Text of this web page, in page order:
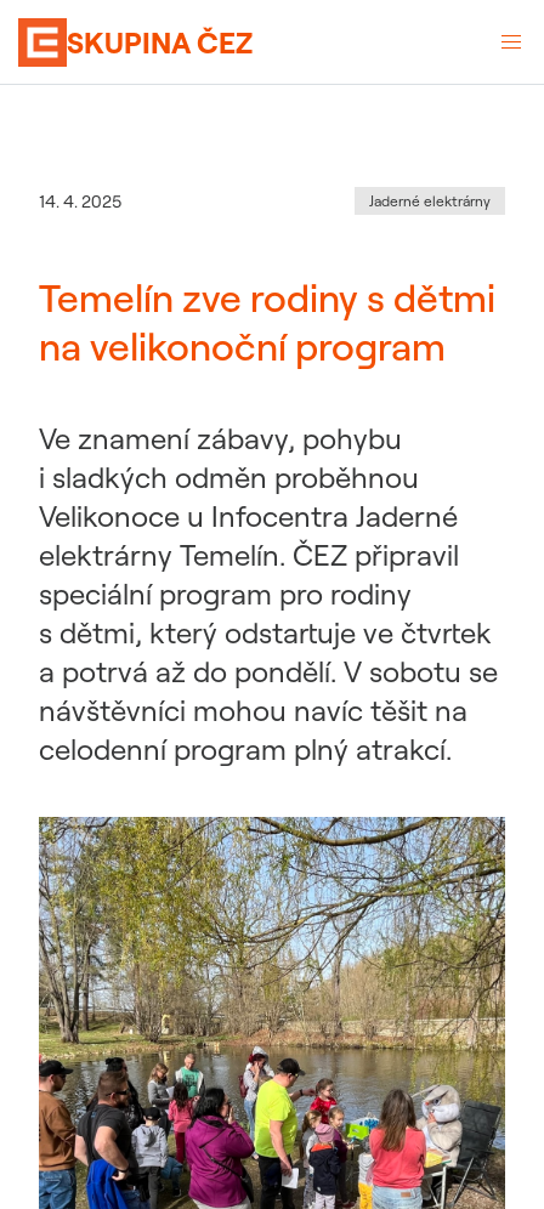
SKUPINA ČEZ
Datum zveřejnění
14. 4. 2025 Kategorie:
Jaderné elektrárny
Temelín zve rodiny s dětmi
na velikonoční program
Ve znamení zábavy, pohybu
i sladkých odměn proběhnou
Velikonoce u Infocentra Jaderné
elektrárny Temelín. ČEZ připravil
speciální program pro rodiny
s dětmi, který odstartuje ve čtvrtek
a potrvá až do pondělí. V sobotu se
návštěvníci mohou navíc těšit na
celodenní program plný atrakcí.